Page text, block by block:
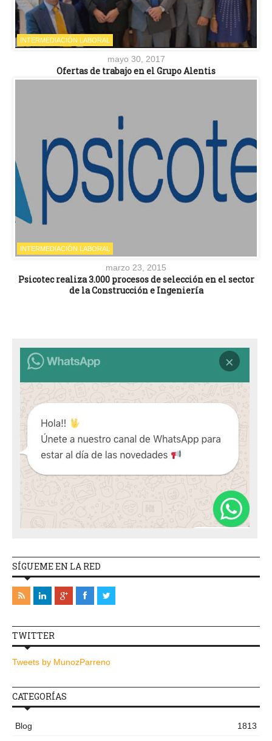
INTERMEDIACIÓN LABORAL
mayo 30, 2017
Ofertas de trabajo en el Grupo Alentis
INTERMEDIACIÓN LABORAL
marzo 23, 2015
Psicotec realiza 3.000 procesos de selección en el sector
de la Construcción e Ingeniería
SÍGUEME EN LA RED
TWITTER
Tweets by MunozParreno
CATEGORÍAS
Blog
1813